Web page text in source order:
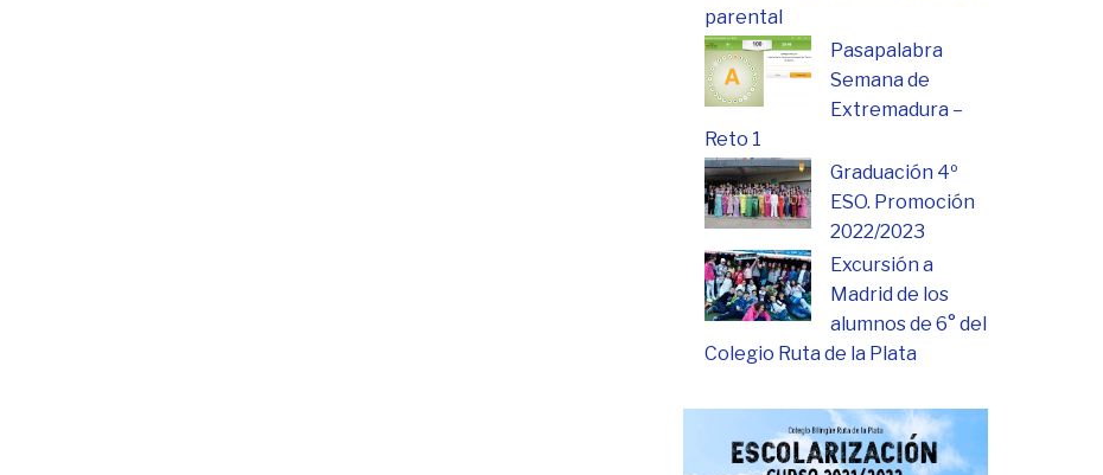
parental
Pasapalabra
Semana de
Extremadura –
Reto 1
Graduación 4º
ESO. Promoción
2022/2023
Excursión a
Madrid de los
alumnos de 6° del
Colegio Ruta de la Plata